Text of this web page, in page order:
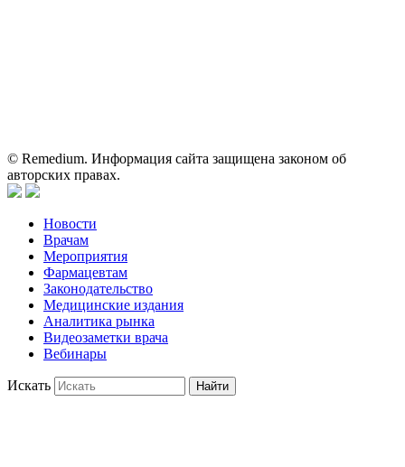
© Remedium. Информация сайта защищена законом об
авторских правах.
Новости
Врачам
Мероприятия
Фармацевтам
Законодательство
Медицинские издания
Аналитика рынка
Видеозаметки врача
Вебинары
Искать Найти